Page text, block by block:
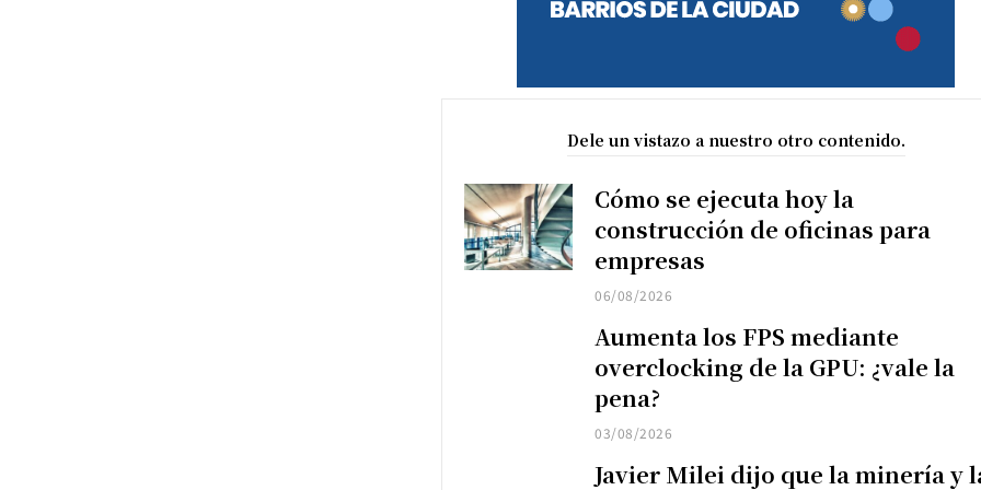
Dele un vistazo a nuestro otro contenido.
Cómo se ejecuta hoy la
construcción de oficinas para
empresas
06/08/2026
Aumenta los FPS mediante
overclocking de la GPU: ¿vale la
pena?
03/08/2026
Javier Milei dijo que la minería y